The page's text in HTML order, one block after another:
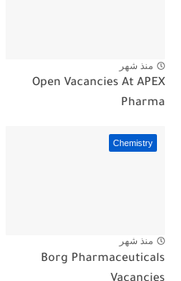
منذ شهر
Open Vacancies At APEX
Pharma
Chemistry
منذ شهر
Borg Pharmaceuticals